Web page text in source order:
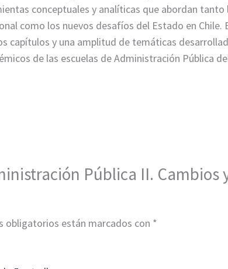
conceptuales y analíticas que abordan
como los nuevos desafíos del Estado en
capítulos y una amplitud de temáticas
de las escuelas de Administración Pública
Pública II.
obligatorios están marcados con *